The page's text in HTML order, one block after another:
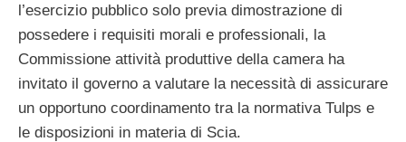
l’esercizio pubblico solo previa dimostrazione di
possedere i requisiti morali e professionali, la
Commissione attività produttive della camera ha
invitato il governo a valutare la necessità di assicurare
un opportuno coordinamento tra la normativa Tulps e
le disposizioni in materia di Scia.